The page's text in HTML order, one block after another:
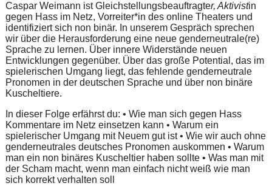
Caspar Weimann ist Gleichstellungsbeauftragter, Aktivistin
gegen Hass im Netz, Vorreiter*in des online Theaters und
identifiziert sich non binär. In unserem Gespräch sprechen
wir über die Herausforderung eine neue genderneutrale(re)
Sprache zu lernen. Über innere Widerstände neuen
Entwicklungen gegenüber. Über das große Potential, das im
spielerischen Umgang liegt, das fehlende genderneutrale
Pronomen in der deutschen Sprache und über non binäre
Kuscheltiere.
In dieser Folge erfährst du: • Wie man sich gegen Hass
Kommentare im Netz einsetzen kann • Warum ein
spielerischer Umgang mit Neuem gut ist • Wie wir auch ohne
genderneutrales deutsches Pronomen auskommen • Warum
man ein non binäres Kuscheltier haben sollte • Was man mit
der Scham macht, wenn man einfach nicht weiß wie man
sich korrekt verhalten soll